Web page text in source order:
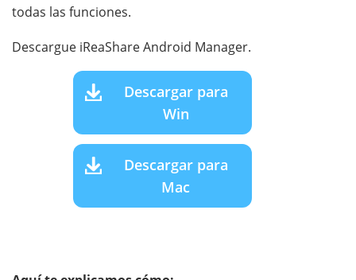
todas las funciones.
Descargue iReaShare Android Manager.
Descargar para
Win
Descargar para
Mac